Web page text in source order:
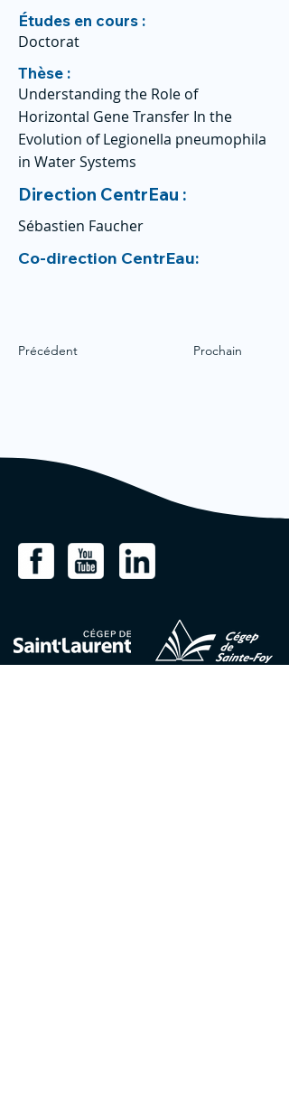
Études en cours :
Doctorat
Thèse :
Understanding the Role of
Horizontal Gene Transfer In the
Evolution of Legionella pneumophila
in Water Systems
Direction CentrEau :
Sébastien Faucher
Co-direction CentrEau:
Précédent Prochain